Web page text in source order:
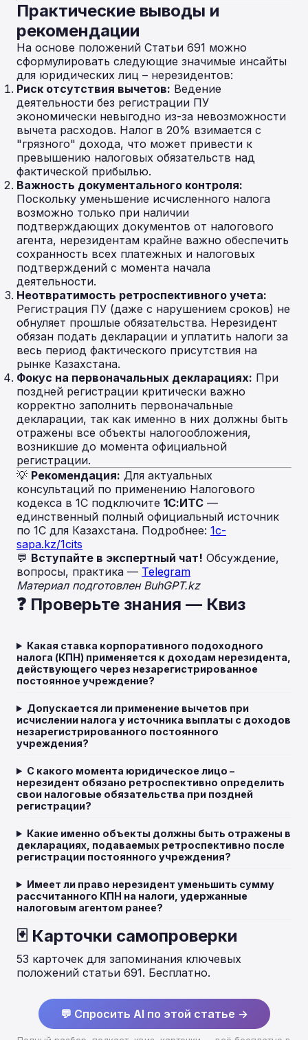
Практические выводы и
рекомендации
На основе положений Статьи 691 можно
сформулировать следующие значимые инсайты
для юридических лиц – нерезидентов:
Риск отсутствия вычетов: Ведение
деятельности без регистрации ПУ
экономически невыгодно из-за невозможности
вычета расходов. Налог в 20% взимается с
"грязного" дохода, что может привести к
превышению налоговых обязательств над
фактической прибылью.
Важность документального контроля:
Поскольку уменьшение исчисленного налога
возможно только при наличии
подтверждающих документов от налогового
агента, нерезидентам крайне важно обеспечить
сохранность всех платежных и налоговых
подтверждений с момента начала
деятельности.
Неотвратимость ретроспективного учета:
Регистрация ПУ (даже с нарушением сроков) не
обнуляет прошлые обязательства. Нерезидент
обязан подать декларации и уплатить налоги за
весь период фактического присутствия на
рынке Казахстана.
Фокус на первоначальных декларациях: При
поздней регистрации критически важно
корректно заполнить первоначальные
декларации, так как именно в них должны быть
отражены все объекты налогообложения,
возникшие до момента официальной
регистрации.
💡 Рекомендация: Для актуальных
консультаций по применению Налогового
кодекса в 1С подключите 1С:ИТС —
единственный полный официальный источник
по 1С для Казахстана. Подробнее: 1c-
sapa.kz/1cits
💬 Вступайте в экспертный чат! Обсуждение,
вопросы, практика — Telegram
Материал подготовлен BuhGPT.kz
❓ Проверьте знания — Квиз
Какая ставка корпоративного подоходного
налога (КПН) применяется к доходам нерезидента,
действующего через незарегистрированное
постоянное учреждение?
Допускается ли применение вычетов при
исчислении налога у источника выплаты с доходов
незарегистрированного постоянного
учреждения?
С какого момента юридическое лицо –
нерезидент обязано ретроспективно определить
свои налоговые обязательства при поздней
регистрации?
Какие именно объекты должны быть отражены в
декларациях, подаваемых ретроспективно после
регистрации постоянного учреждения?
Имеет ли право нерезидент уменьшить сумму
рассчитанного КПН на налоги, удержанные
налоговым агентом ранее?
🃏 Карточки самопроверки
53 карточек для запоминания ключевых
положений статьи 691. Бесплатно.
💬 Спросить AI по этой статье →